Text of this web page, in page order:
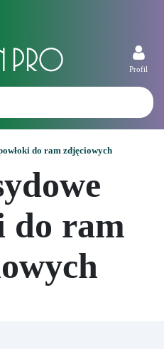
Profil
do ram zdjęciowych
do ram